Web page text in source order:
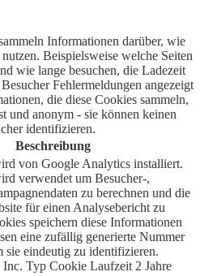
Informationen darüber, wie
Beispielsweise welche Seiten
wie lange besuchen, die Ladezeit
Fehlermeldungen angezeigt
die diese Cookies sammeln,
und anonym - sie können keinen
identifizieren.
Beschreibung
von Google Analytics installiert.
verwendet um Besucher-,
zu berechnen und die
für einen Analysebericht zu
speichern diese Informationen
eine zufällig generierte Nummer
sie eindeutig zu identifizieren.
Inc. Typ Cookie Laufzeit 2 Jahre